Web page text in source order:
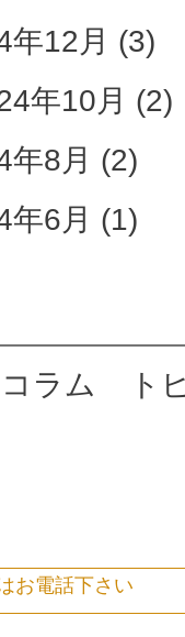
年12月 (3)
年10月 (2)
年8月 (2)
年6月 (1)
コラム
ト
お電話下さい